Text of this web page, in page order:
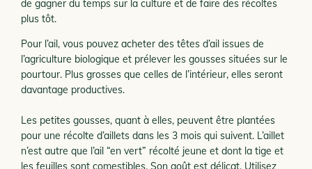
de gagner du temps sur la culture et de faire des récoltes
plus tôt.
Pour l’ail, vous pouvez acheter des têtes d’ail issues de
l’agriculture biologique et prélever les gousses situées sur le
pourtour. Plus grosses que celles de l’intérieur, elles seront
davantage productives.
Les petites gousses, quant à elles, peuvent être plantées
pour une récolte d’aillets dans les 3 mois qui suivent. L’aillet
n’est autre que l’ail “en vert” récolté jeune et dont la tige et
les feuilles sont comestibles. Son goût est délicat. Utilisez